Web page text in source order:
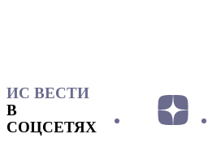
ИС ВЕСТИ
В
СОЦСЕТЯХ